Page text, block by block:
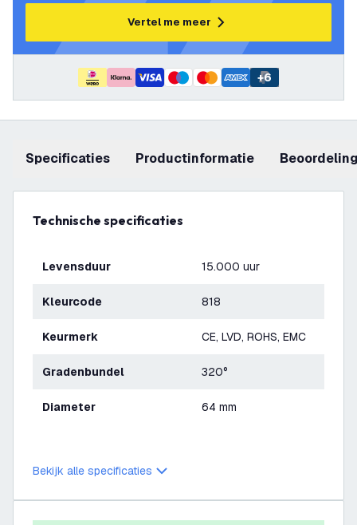
Vertel me meer
+6
Specificaties productinformatie
Technische specificaties
Levensduur 15.000 uur
Kleurcode 818
Keurmerk CE, LVD, ROHS, EMC
Gradenbundel 320°
Diameter 64 mm
Bekijk alle specificaties